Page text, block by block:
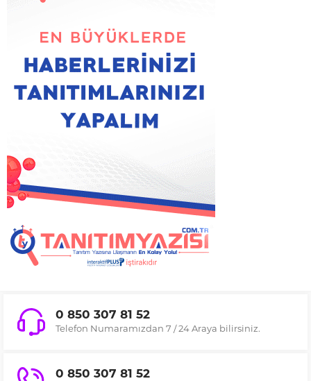
0 850 307 81 52
Telefon Numaramızdan 7 / 24 Araya bilirsiniz.
0 850 307 81 52